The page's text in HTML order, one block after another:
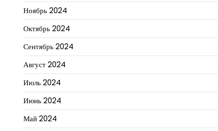
Ноябрь 2024
Октябрь 2024
Сентябрь 2024
Август 2024
Июль 2024
Июнь 2024
Май 2024